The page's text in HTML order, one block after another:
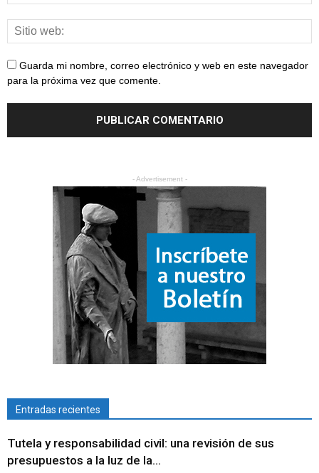
Guarda mi nombre, correo electrónico y web en este navegador
para la próxima vez que comente.
- Advertisement -
Entradas recientes
Tutela y responsabilidad civil: una revisión de sus
presupuestos a la luz de la...